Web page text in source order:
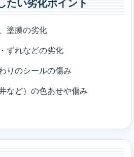
たい劣化ポイント
塗膜の劣化
ずれなどの劣化
りのシールの傷み
など）の色あせや傷み